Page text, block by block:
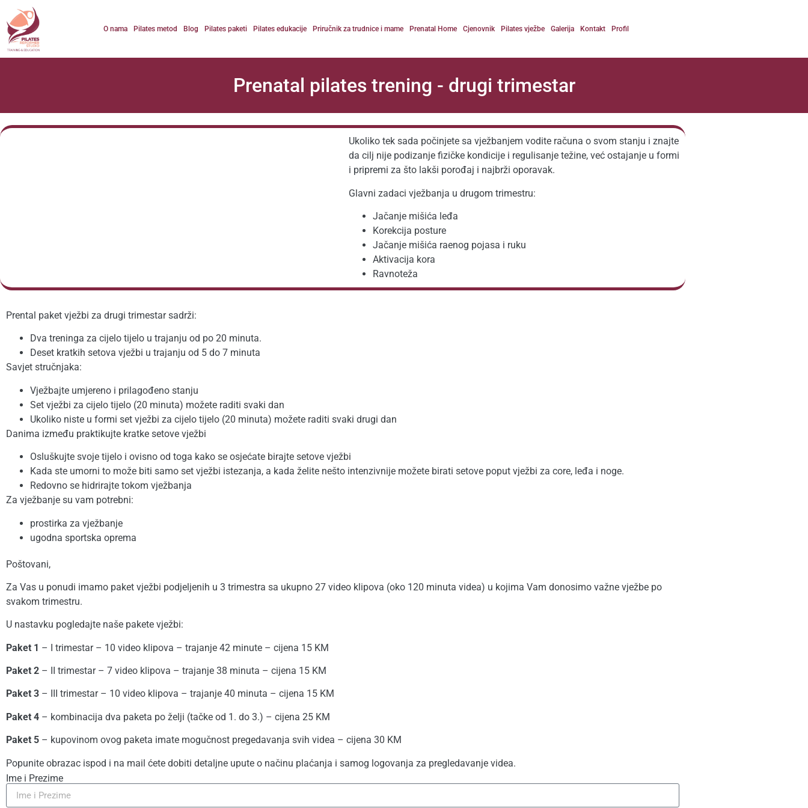
O nama Pilates metod Blog Pilates paketi Pilates edukacije Priručnik za trudnice i mame Prenatal Home Cjenovnik Pilates vježbe Galerija Kontakt Profil
Prenatal pilates trening - drugi trimestar
Ukoliko tek sada počinjete sa vježbanjem vodite računa o svom stanju i znajte
da cilj nije podizanje fizičke kondicije i regulisanje težine, već ostajanje u formi
i pripremi za što lakši porođaj i najbrži oporavak.
Glavni zadaci vježbanja u drugom trimestru:
Jačanje mišića leđa
Korekcija posture
Jačanje mišića raenog pojasa i ruku
Aktivacija kora
Ravnoteža
Prental paket vježbi za drugi trimestar sadrži:
Dva treninga za cijelo tijelo u trajanju od po 20 minuta.
Deset kratkih setova vježbi u trajanju od 5 do 7 minuta
Savjet stručnjaka:
Vježbajte umjereno i prilagođeno stanju
Set vježbi za cijelo tijelo (20 minuta) možete raditi svaki dan
Ukoliko niste u formi set vježbi za cijelo tijelo (20 minuta) možete raditi svaki drugi dan
Danima između praktikujte kratke setove vježbi
Osluškujte svoje tijelo i ovisno od toga kako se osjećate birajte setove vježbi
Kada ste umorni to može biti samo set vježbi istezanja, a kada želite nešto intenzivnije možete birati setove poput vježbi za core, leđa i noge.
Redovno se hidrirajte tokom vježbanja
Za vježbanje su vam potrebni:
prostirka za vježbanje
ugodna sportska oprema
Poštovani,
Za Vas u ponudi imamo paket vježbi podjeljenih u 3 trimestra sa ukupno 27 video klipova (oko 120 minuta videa) u kojima Vam donosimo važne vježbe po
svakom trimestru.
U nastavku pogledajte naše pakete vježbi:
Paket 1 – I trimestar – 10 video klipova – trajanje 42 minute – cijena 15 KM
Paket 2 – II trimestar – 7 video klipova – trajanje 38 minuta – cijena 15 KM
Paket 3 – III trimestar – 10 video klipova – trajanje 40 minuta – cijena 15 KM
Paket 4 – kombinacija dva paketa po želji (tačke od 1. do 3.) – cijena 25 KM
Paket 5 – kupovinom ovog paketa imate mogučnost pregedavanja svih videa – cijena 30 KM
Popunite obrazac ispod i na mail ćete dobiti detaljne upute o načinu plaćanja i samog logovanja za pregledavanje videa.
Ime i Prezime